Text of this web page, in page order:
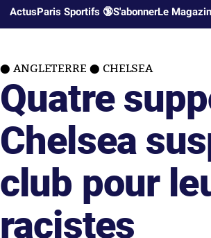
ActusParis Sportifs 🔞S'abonnerLe
ANGLETERRE CHELSEA
Quatre
Chelsea
club pour
racistes